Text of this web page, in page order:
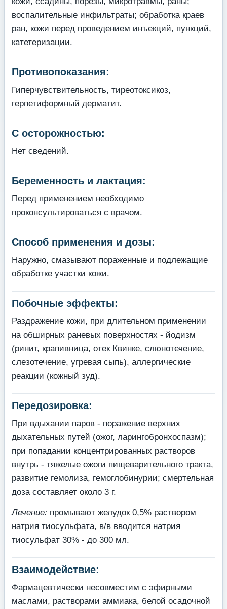
воспалительные инфильтраты; обработка краев
ран, кожи перед проведением инъекций, пункций,
катетеризации.
Противопоказания:
Гиперчувствительность, тиреотоксикоз,
герпетиформный дерматит.
С осторожностью:
Нет сведений.
Беременность и лактация:
Перед применением необходимо
проконсультироваться с врачом.
Способ применения и дозы:
Наружно, смазывают пораженные и подлежащие
обработке участки кожи.
Побочные эффекты:
Раздражение кожи, при длительном применении
на обширных раневых поверхностях - йодизм
(ринит, крапивница, отек Квинке, слюнотечение,
слезотечение, угревая сыпь), аллергические
реакции (кожный зуд).
Передозировка:
При вдыхании паров - поражение верхних
дыхательных путей (ожог, ларингобронхоспазм);
при попадании концентрированных растворов
внутрь - тяжелые ожоги пищеварительного тракта,
развитие гемолиза, гемоглобинурии; смертельная
доза составляет около 3 г.
Лечение: промывают желудок 0,5% раствором
натрия тиосульфата, в/в вводится натрия
тиосульфат 30% - до 300 мл.
Взаимодействие:
Фармацевтически несовместим с эфирными
маслами, растворами аммиака, белой осадочной